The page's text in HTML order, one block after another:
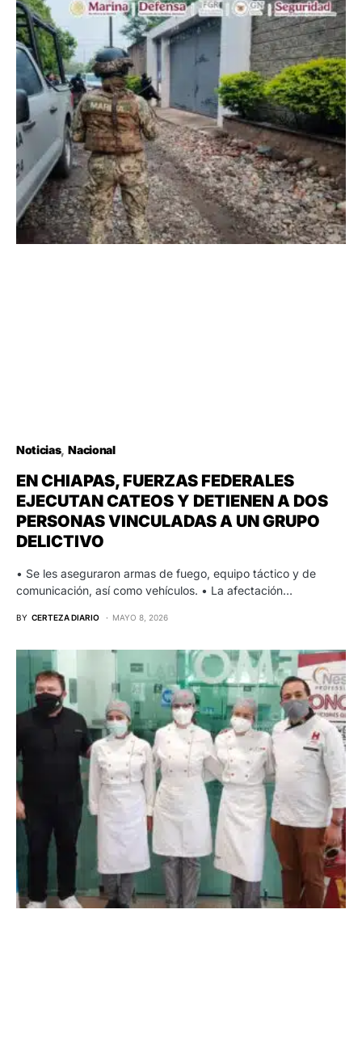
Noticias Nacional
EN CHIAPAS, FUERZAS FEDERALES
EJECUTAN CATEOS Y DETIENEN A DOS
PERSONAS VINCULADAS A UN GRUPO
DELICTIVO
• Se les aseguraron armas de fuego, equipo táctico y de
comunicación, así como vehículos. • La afectación…
BY CERTEZA DIARIO MAYO 8, 2026